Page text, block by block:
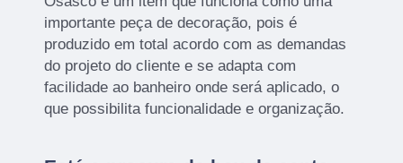
importante peça de decoração, pois é
produzido em total acordo com as demandas
do projeto do cliente e se adapta com
facilidade ao banheiro onde será aplicado, o
que possibilita funcionalidade e organização.